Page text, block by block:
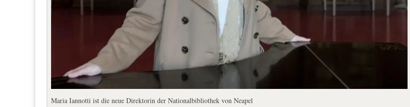
Maria Iannotti ist die neue Direktorin der Nationalbibliothek von Neapel